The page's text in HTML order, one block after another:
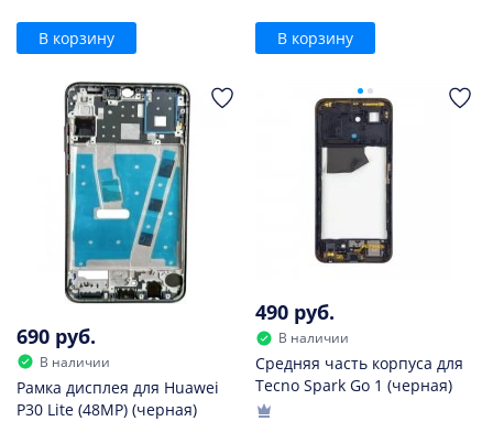
В корзину В корзину
690 руб.
В наличии
Рамка дисплея для Huawei
P30 Lite (48MP) (черная)
490 руб.
В наличии
Средняя часть корпуса для
Tecno Spark Go 1 (черная)